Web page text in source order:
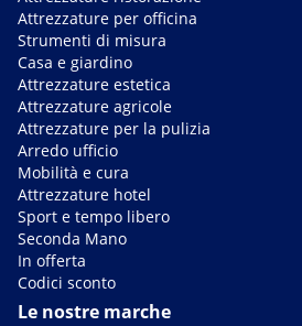
Attrezzature per officina
Strumenti di misura
Casa e giardino
Attrezzature estetica
Attrezzature agricole
Attrezzature per la pulizia
Arredo ufficio
Mobilità e cura
Attrezzature hotel
Sport e tempo libero
Seconda Mano
In offerta
Codici sconto
Le nostre marche